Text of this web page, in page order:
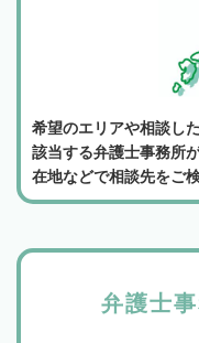
希望のエリアや相談し
該当する弁護士事務所
在地などで相談先をご
弁護士